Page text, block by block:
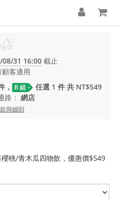
08/31 16:00 截止
顧客適用
， B 組
任選 1 件 共 NT$549
路： 網店
與細則
桃/青木瓜四物飲，優惠價$549